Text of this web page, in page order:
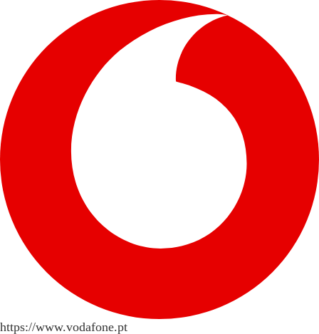
https://www.vodafone.pt